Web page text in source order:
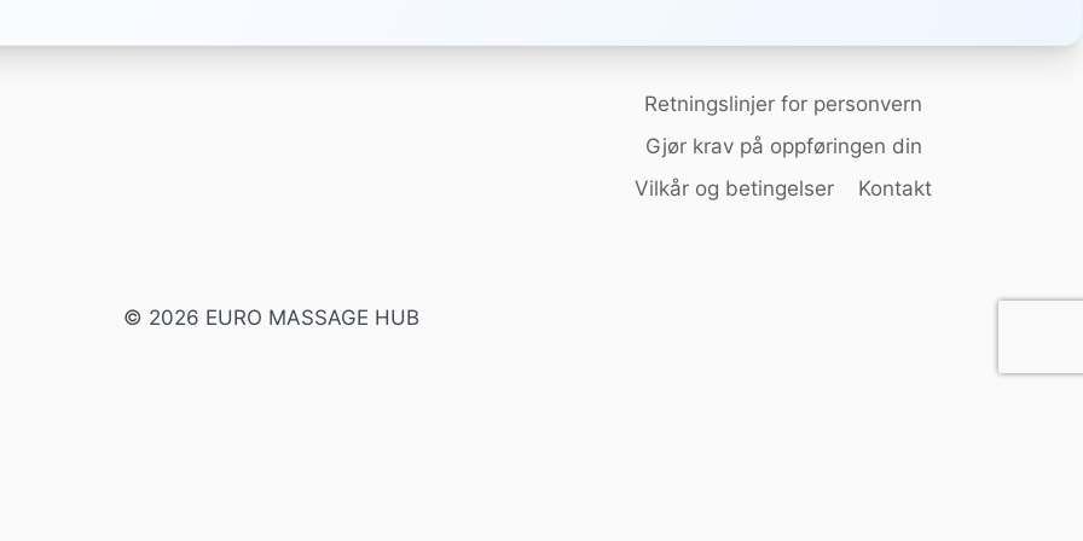
Retningslinjer for personvern
Gjør krav på oppføringen din
Vilkår og betingelser
Kontakt
© 2026 EURO MASSAGE HUB